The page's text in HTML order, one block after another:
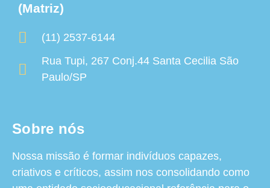
(Matriz)
(11) 2537-6144
Rua Tupi, 267 Conj.44 Santa Cecilia São
Paulo/SP
Sobre nós
Nossa missão é formar indivíduos capazes,
criativos e críticos, assim nos consolidando como